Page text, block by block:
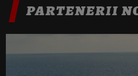
PARTENERII